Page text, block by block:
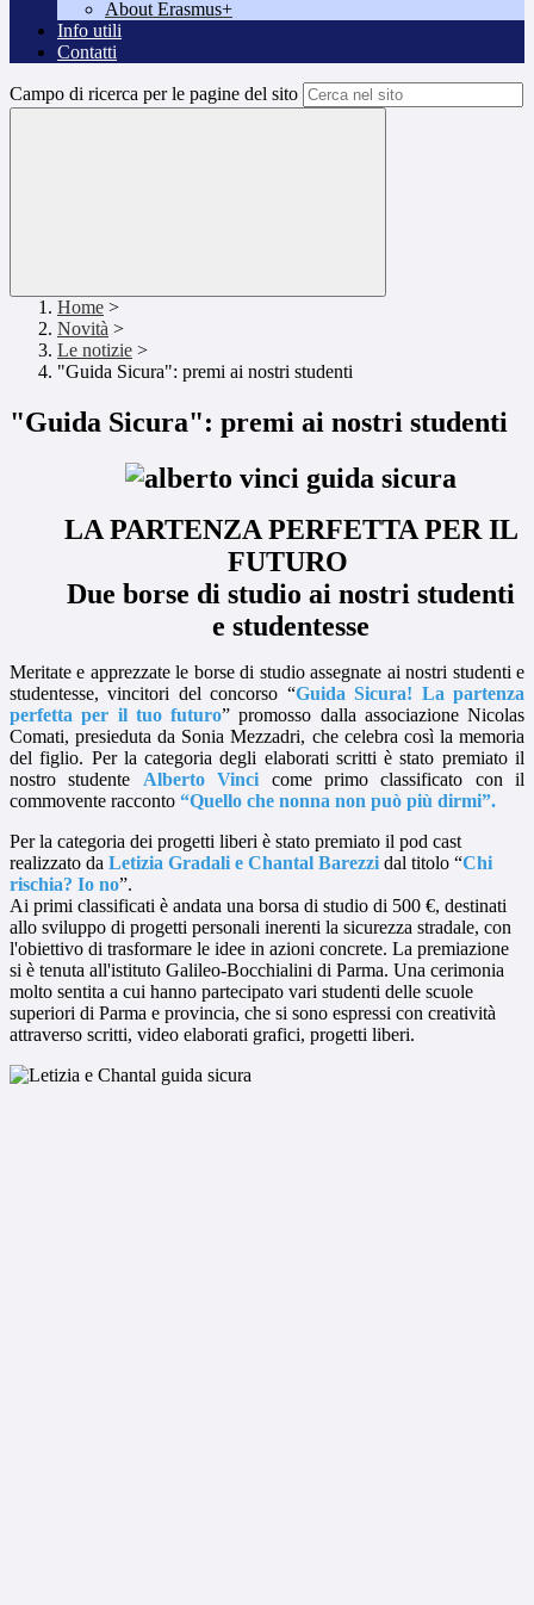
About Erasmus+
Info utili
Contatti
Campo di ricerca per le pagine del sito
Home >
Novità >
Le notizie >
"Guida Sicura": premi ai nostri studenti
"Guida Sicura": premi ai nostri studenti
LA PARTENZA PERFETTA PER IL
FUTURO
Due borse di studio ai nostri studenti
e studentesse
Meritate e apprezzate le borse di studio assegnate ai nostri studenti e
studentesse, vincitori del concorso “Guida Sicura! La partenza
perfetta per il tuo futuro” promosso dalla associazione Nicolas
Comati, presieduta da Sonia Mezzadri, che celebra così la memoria
del figlio. Per la categoria degli elaborati scritti è stato premiato il
nostro studente Alberto Vinci come primo classificato con il
commovente racconto “Quello che nonna non può più dirmi”.
Per la categoria dei progetti liberi è stato premiato il pod cast
realizzato da Letizia Gradali e Chantal Barezzi dal titolo “Chi
rischia? Io no”.
Ai primi classificati è andata una borsa di studio di 500 €, destinati
allo sviluppo di progetti personali inerenti la sicurezza stradale, con
l'obiettivo di trasformare le idee in azioni concrete. La premiazione
si è tenuta all'istituto Galileo-Bocchialini di Parma. Una cerimonia
molto sentita a cui hanno partecipato vari studenti delle scuole
superiori di Parma e provincia, che si sono espressi con creatività
attraverso scritti, video elaborati grafici, progetti liberi.